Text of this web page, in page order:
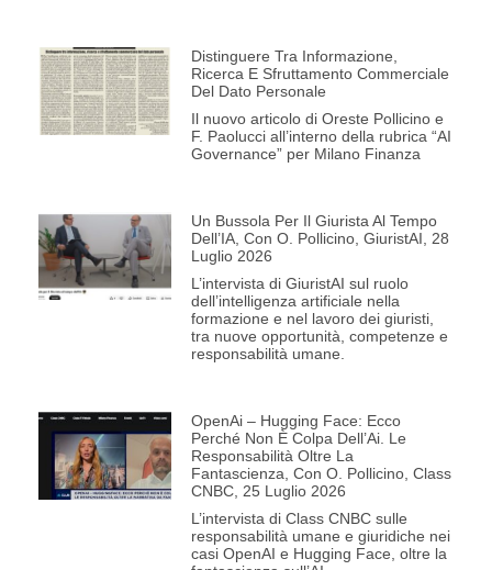
Distinguere Tra Informazione,
Ricerca E Sfruttamento Commerciale
Del Dato Personale
Il nuovo articolo di Oreste Pollicino e
F. Paolucci all’interno della rubrica “AI
Governance” per Milano Finanza
Un Bussola Per Il Giurista Al Tempo
Dell’IA, Con O. Pollicino, GiuristAI, 28
Luglio 2026
L’intervista di GiuristAI sul ruolo
dell’intelligenza artificiale nella
formazione e nel lavoro dei giuristi,
tra nuove opportunità, competenze e
responsabilità umane.
OpenAi – Hugging Face: Ecco
Perché Non È Colpa Dell’Ai. Le
Responsabilità Oltre La
Fantascienza, Con O. Pollicino, Class
CNBC, 25 Luglio 2026
L’intervista di Class CNBC sulle
responsabilità umane e giuridiche nei
casi OpenAI e Hugging Face, oltre la